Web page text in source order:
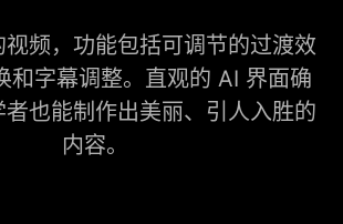
频，功能包括可调节的过渡效
和字幕调整。直观的 AI 界面确
也能制作出美丽、引人入胜的
内容。